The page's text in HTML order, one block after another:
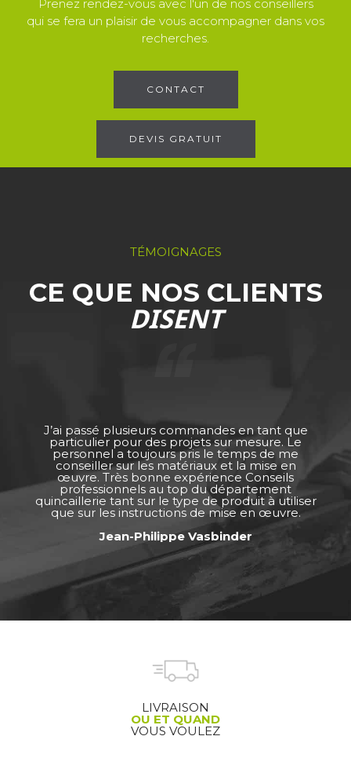
Prenez rendez-vous avec l'un de nos conseillers
qui se fera un plaisir de vous accompagner dans vos
recherches.
CONTACT
DEVIS GRATUIT
TÉMOIGNAGES
CE QUE NOS CLIENTS
DISENT
J’ai passé plusieurs commandes en tant que
particulier pour des projets sur mesure. Le
personnel a toujours pris le temps de me
conseiller sur les matériaux et la mise en
œuvre. Très bonne expérience Conseils
professionnels au top du département
quincaillerie tant sur le type de produit à utiliser
que sur les instructions de mise en œuvre.
Jean-Philippe Vasbinder
LIVRAISON
OU ET QUAND
VOUS VOULEZ